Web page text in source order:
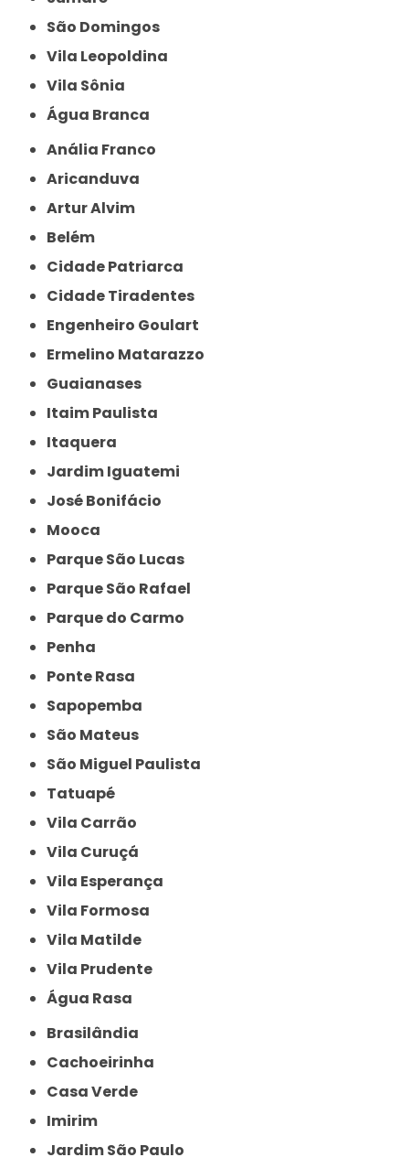
São Domingos
Vila Leopoldina
Vila Sônia
Água Branca
Anália Franco
Aricanduva
Artur Alvim
Belém
Cidade Patriarca
Cidade Tiradentes
Engenheiro Goulart
Ermelino Matarazzo
Guaianases
Itaim Paulista
Itaquera
Jardim Iguatemi
José Bonifácio
Mooca
Parque São Lucas
Parque São Rafael
Parque do Carmo
Penha
Ponte Rasa
Sapopemba
São Mateus
São Miguel Paulista
Tatuapé
Vila Carrão
Vila Curuçá
Vila Esperança
Vila Formosa
Vila Matilde
Vila Prudente
Água Rasa
Brasilândia
Cachoeirinha
Casa Verde
Imirim
Jardim São Paulo